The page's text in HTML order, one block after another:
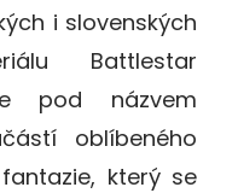
i slovenských
Battlestar
pod názvem
oblíbeného
který se